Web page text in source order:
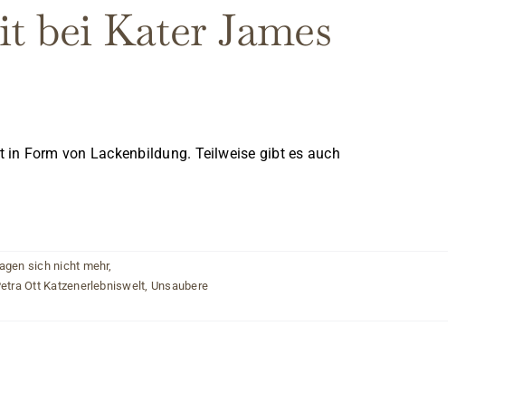
bei Kater James
Form von Lackenbildung. Teilweise gibt es auch
sich nicht mehr,
Ott Katzenerlebniswelt Unsaubere